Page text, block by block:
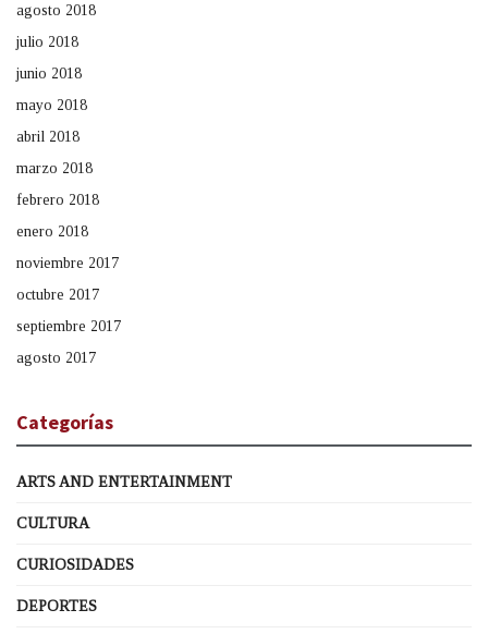
agosto 2018
julio 2018
junio 2018
mayo 2018
abril 2018
marzo 2018
febrero 2018
enero 2018
noviembre 2017
octubre 2017
septiembre 2017
agosto 2017
Categorías
ARTS AND ENTERTAINMENT
CULTURA
CURIOSIDADES
DEPORTES